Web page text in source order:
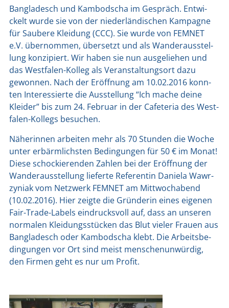
Ban­gla­desch und Kam­bo­dscha im Gespräch. Ent­wi­
ckelt wur­de sie von der nie­der­län­di­schen Kam­pa­gne
für Sau­be­re Klei­dung (CCC). Sie wur­de von FEMNET
e.V. über­nom­men, über­setzt und als Wan­der­aus­stel­
lung kon­zi­piert. Wir haben sie nun aus­ge­lie­hen und
das West­fa­len-Kol­leg als Ver­an­stal­tungs­ort dazu
gewon­nen. Nach der Eröff­nung am 10.02.2016 konn­
ten Inter­es­sier­te die Aus­stel­lung “Ich mache dei­ne
Klei­der” bis zum 24. Febru­ar in der Cafe­te­ria des West­
fa­len-Kol­legs besu­chen.
Nähe­rin­nen arbei­ten mehr als 70 Stun­den die Woche
unter erbärm­lichs­ten Bedin­gun­gen für 50 € im Monat!
Die­se scho­ckie­ren­den Zah­len bei der Eröff­nung der
Wan­der­aus­stel­lung lie­fer­te Refe­ren­tin Danie­la Wawr­
zy­ni­ak vom Netz­werk FEMNET am Mitt­woch­abend
(10.02.2016). Hier zeig­te die Grün­de­rin eines eige­nen
Fair-Trade-Labels ein­drucks­voll auf, dass an unse­ren
nor­ma­len Klei­dungs­stü­cken das Blut vie­ler Frau­en aus
Ban­gla­desch oder Kam­bo­dscha klebt. Die Arbeits­be­
din­gun­gen vor Ort sind meist men­schen­un­wür­dig,
den Fir­men geht es nur um Pro­fit.